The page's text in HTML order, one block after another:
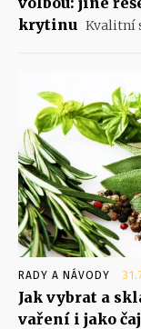
krytinu Kvalitní
RADY A NÁVODY
Jak vybrat a
vaření i jako čaj